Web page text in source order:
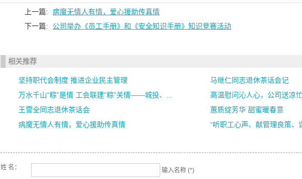
上一篇:
病魔无情人有情，爱心援助传真情
下一篇:
公司举办《员工手册》和《安全知识手册》知识竞赛活动
相关推荐
坚持职代会制度 推进企业民主管理
马继仁同志退休茶话会记
万水千山“粽”是情 工会联建“粽”关情——城投、...
高温慰问沁人心，公司送凉
王雪全同志退休茶话会
蕙质绽芳华 甜蜜暖春意
病魔无情人有情，爱心援助传真情
“听职工心声、献管理良策、
姓 名： 输入名称 (*)